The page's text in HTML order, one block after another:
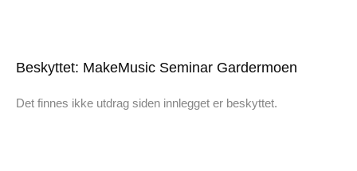
Beskyttet: MakeMusic Seminar Gardermoen
Det finnes ikke utdrag siden innlegget er beskyttet.